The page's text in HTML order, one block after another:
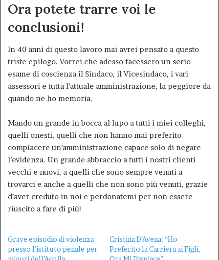
Ora potete trarre voi le
conclusioni!
In 40 anni di questo lavoro mai avrei pensato a questo
triste epilogo. Vorrei che adesso facessero un serio
esame di coscienza il Sindaco, il Vicesindaco, i vari
assessori e tutta l’attuale amministrazione, la peggiore da
quando ne ho memoria.
Mando un grande in bocca al lupo a tutti i miei colleghi,
quelli onesti, quelli che non hanno mai preferito
compiacere un’amministrazione capace solo di negare
l’evidenza. Un grande abbraccio a tutti i nostri clienti
vecchi e nuovi, a quelli che sono sempre venuti a
trovarci e anche a quelli che non sono più venuti, grazie
d’aver creduto in noi e perdonatemi per non essere
riuscito a fare di più!
Grave episodio di violenza
presso l’istituto penale per
Cristina D’Avena: “Ho
Preferito la Carriera ai Figli,